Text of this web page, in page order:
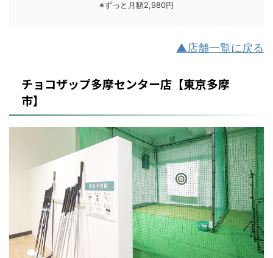
※ずっと月額2,980円
▲店舗一覧に戻る
チョコザップ多摩センター店【東京多摩
市】